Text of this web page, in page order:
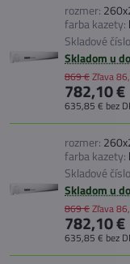
rozmer:
farba kazety:
Skladové
Skladom u
869 €Zľava
782,10 €
635,85 € bez
rozmer:
farba kazety:
Skladové
Skladom u
869 €Zľava
782,10 €
635,85 € bez